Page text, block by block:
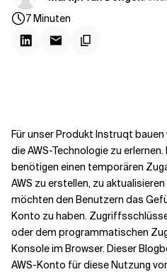
7Minuten
Für unser Produkt Instruqt
die AWS-Technologie zu
benötigen einen temporären
AWS zu erstellen, zu
möchten den Benutzern das
Konto zu haben.
oder dem programmatischen
Konsole im Browser. Dieser
AWS-Konto für diese Nutzung